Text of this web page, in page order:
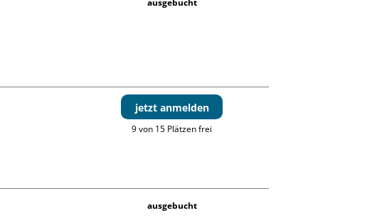
jetzt anmelden
9 von 15 Plätzen frei
ausgebucht